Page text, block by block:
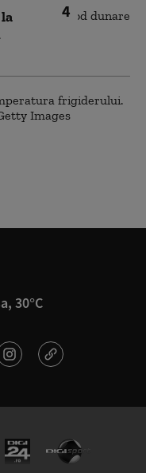
4
30°C